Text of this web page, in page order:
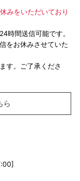
みをいただいており
時間送信可能です。
をお休みさせていた
す。ご了承くださ
ら